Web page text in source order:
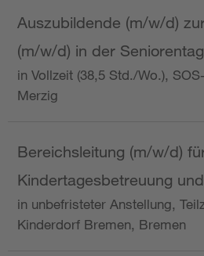
Auszubildende (m/w/d)
(m/w/d) in der
in Vollzeit (38,5 Std./Wo.),
Merzig
Bereichsleitung (m/w/d)
Kindertagesbetreuung
in unbefristeter Anstellung,
Kinderdorf Bremen, Bremen